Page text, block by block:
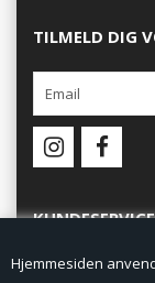
TILMELD DIG
KUNDESERVICE
Forside